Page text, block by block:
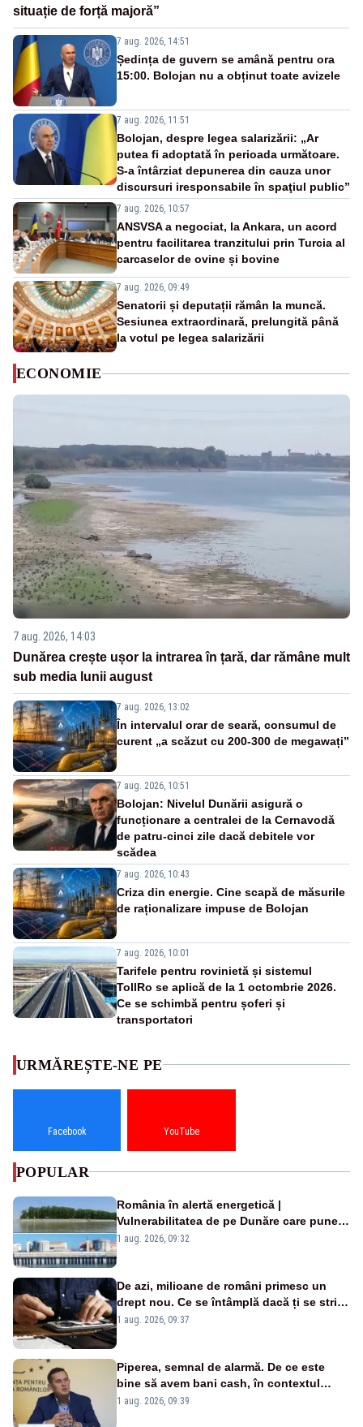
situație de forță majoră”
7 aug. 2026, 14:51
Ședința de guvern se amână pentru ora
15:00. Bolojan nu a obținut toate avizele
7 aug. 2026, 11:51
Bolojan, despre legea salarizării: „Ar
putea fi adoptată în perioada următoare.
S-a întârziat depunerea din cauza unor
discursuri iresponsabile în spaţiul public”
7 aug. 2026, 10:57
ANSVSA a negociat, la Ankara, un acord
pentru facilitarea tranzitului prin Turcia al
carcaselor de ovine și bovine
7 aug. 2026, 09:49
Senatorii și deputații rămân la muncă.
Sesiunea extraordinară, prelungită până
la votul pe legea salarizării
ECONOMIE
7 aug. 2026, 14:03
Dunărea crește ușor la intrarea în țară, dar rămâne mult
sub media lunii august
7 aug. 2026, 13:02
În intervalul orar de seară, consumul de
curent „a scăzut cu 200-300 de megawați”
7 aug. 2026, 10:51
Bolojan: Nivelul Dunării asigură o
funcționare a centralei de la Cernavodă
de patru-cinci zile dacă debitele vor
scădea
7 aug. 2026, 10:43
Criza din energie. Cine scapă de măsurile
de raționalizare impuse de Bolojan
7 aug. 2026, 10:01
Tarifele pentru rovinietă și sistemul
TollRo se aplică de la 1 octombrie 2026.
Ce se schimbă pentru șoferi și
transportatori
URMĂREȘTE-NE PE
Facebook YouTube
POPULAR
România în alertă energetică |
Vulnerabilitatea de pe Dunăre care pune
în pericol Centrala Cernavodă era
1 aug. 2026, 09:32
De azi, milioane de români primesc un
drept nou. Ce se întâmplă dacă ți se strică
un produs
1 aug. 2026, 09:37
Piperea, semnal de alarmă. De ce este
bine să avem bani cash, în contextul
alertei energetice?
1 aug. 2026, 09:39